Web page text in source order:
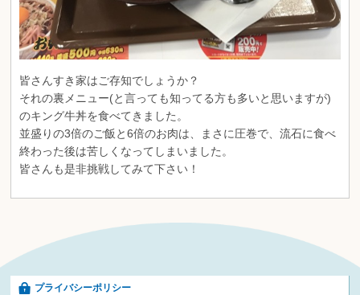
皆さんすき家はご存知でしょうか？
それの裏メニュー(と言っても知ってる方も多いと思いますが)
のキング牛丼を食べてきました。
並盛りの3倍のご飯と6倍のお肉は、まさに圧巻で、流石に食べ
終わった後は苦しくなってしまいました。
皆さんも是非挑戦してみて下さい！
プライバシーポリシー